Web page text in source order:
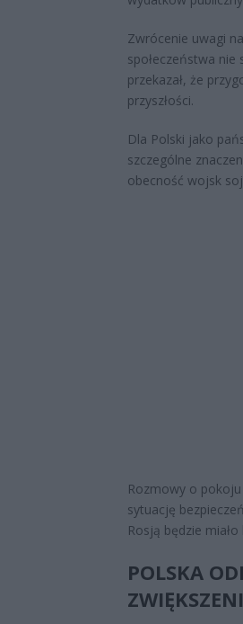
Zwrócenie uwagi
społeczeństwa
przekazał, że
przyszłości.
Dla Polski jako
szczególne
obecność wojsk
Rozmowy o
sytuację
Rosją będzie
POLSKA